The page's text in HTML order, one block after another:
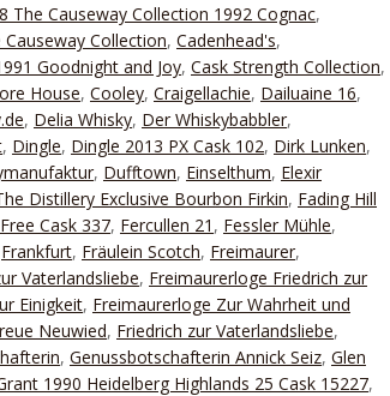
The Causeway Collection 1992 Cognac,
Collection, Cadenhead's,
Goodnight and Joy, Cask Strength Collection,
House, Cooley, Craigellachie, Dailuaine 16,
, Delia Whisky, Der Whiskybabbler,
, Dingle, Dingle 2013 PX Cask 102, Dirk Lunken,
, Dufftown, Einselthum, Elexir
Distillery Exclusive Bourbon Firkin, Fading Hill
Cask 337, Fercullen 21 , Fessler Mühle,
Frankfurt, Fräulein Scotch, Freimaurer,
Vaterlandsliebe, Freimaurerloge Friedrich zur
Einigkeit, Freimaurerloge Zur Wahrheit und
Neuwied, Friedrich zur Vaterlandsliebe,
, Genussbotschafterin Annick Seiz, Glen
1990 Heidelberg Highlands 25 Cask 15227,